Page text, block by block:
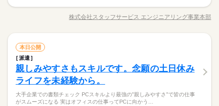
残業なし
10時～出社 土日祝休
在宅ワーク
大手企業 ベンチャー
学校・公的
ブランクOK
資格支援
週払い
禁煙・分煙
派遣活躍中
ルーティン
期間・時間 長期
【勤務時間例】 8：30-17：30 9：00-17：00 9：00-18：00 9：3
＝＝＝＝＝＝＝＝ 【待遇・福利厚生】 ＊各種社会保険 ＊有給休
暇 ＊定期健康診断 ＊提携スクールあり …etc ＝＝＝＝＝＝＝＝
＝＝＝＝＝＝ スキルに自信がない方も もっとスキルアップした
い方も必見★＊ ▼無料で学べるオンライン学習▼ スマホ学習ア
プリ「ぽけっと」は オンライン講座や動画を すきま時間に自分
ら聞けないビジネスマナー ・スマホで学べる経理事務 ・ぜひ覚
休日・休暇 土曜 日曜 祝日
完全週休2日
未経験OK 新卒・第二 20代活躍 30代活躍 40代活躍
働き方・環境
在宅ワーク 大手企業 ベンチャー
学校・公的
ブランクOK
産休・育休
資格支援
服装自由 日払い 週払い
禁煙・分煙
―･―･―･―･―･―･―･―･―･―･―･―･―･―
『速払いサービス』を利用できます（利用規定あり）
期間・時間
【勤務時間例】 8：30-17：30 9：00-17：00 9：00-18：00 9：3
0-18：30 など ※派遣先により始業･終業時刻は変動します ※17
時・18時にピタッと退社できるお仕事も多数あり ＝＝＝＝＝＝
＝＝＝＝＝＝＝＝ 【待遇・福利厚生】 ＊各種社会保険 ＊有給休
応募する
男性 女性
業界 IT・通信関連
当社の常用型派遣なら 学歴やスキルに自信がなくても大丈夫。
未経験から正社員デビューできます！ その理由は… ＼4人のプ
ア】 IT通信インフラの構築・保守および技術提案業務に携わっ
ていただきます。 ★主な業務 ・顧客先に訪問し、電話機器やネ
生時の原因分析、復旧対応および再発防止に向けた改善実施 ・
顧客の業務効率化、コスト削減、セキュリティ強化に向けた技
術提案 ・営業担当と連携し、受注案件における技術面での要件
整理および支援対応 ★顧客 ・法人顧客向けの訪問対応を中心と
した業務 ◆使用ツール・スキル：LAN／WAN、IPアドレス、ル
ーティング、VLAN、ルーター、スイッチ、無線AP、電話機器
応募資格
【未経験の方】 ・39歳以下の方（無期雇用）※ ・職務経験不問
ながら働ける環境を探している そんな、IT業界デビューを考え
職種/応募資格 給与/時間/休日
多い年齢層
男女の割合 男性 女性
業界 IT・通信関連
職種 その他IT・技術系
サービス関連の会社でのお仕事です。 【フィールドエンジニ
ア】 IT通信インフラの構築・保守および技術提案業務に携わっ
ていただきます。 ★主な業務 ・顧客先に訪問し、電話機器やネ
ットワーク機器の設置、配線、設定業務を実施 ・LAN／WAN環
境およびインターネット接続環境の構築 ・最適化対応 ・障害発
生時の原因分析、復旧対応および再発防止に向けた改善実施 ・
続きを読む
株式会社スタッフサービス エンジニアリング事業本部
本日公開
派遣
親しみやすさもスキルです。念願の土日休み
ライフを未経験から。
大手企業での書類チェック PCスキルより最強の”親しみやすさ”で皆の仕事
がスムーズになる 実はオフィスの仕事ってPCに向かう…